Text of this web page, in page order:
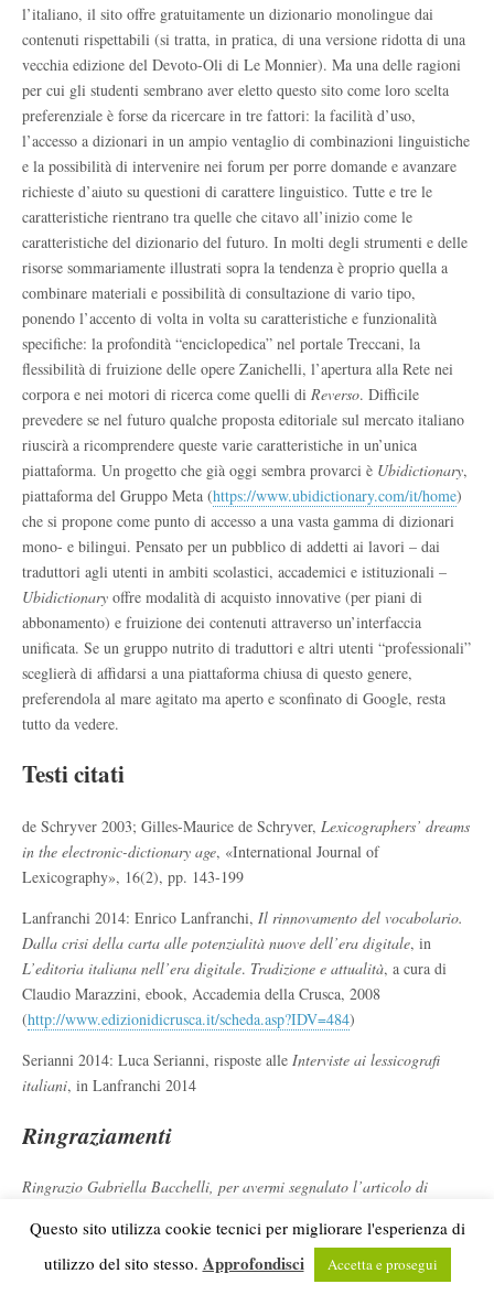
l’italiano, il sito offre gratuitamente un dizionario monolingue dai
contenuti rispettabili (si tratta, in pratica, di una versione ridotta di una
vecchia edizione del Devoto-Oli di Le Monnier). Ma una delle ragioni
per cui gli studenti sembrano aver eletto questo sito come loro scelta
preferenziale è forse da ricercare in tre fattori: la facilità d’uso,
l’accesso a dizionari in un ampio ventaglio di combinazioni linguistiche
e la possibilità di intervenire nei forum per porre domande e avanzare
richieste d’aiuto su questioni di carattere linguistico. Tutte e tre le
caratteristiche rientrano tra quelle che citavo all’inizio come le
caratteristiche del dizionario del futuro. In molti degli strumenti e delle
risorse sommariamente illustrati sopra la tendenza è proprio quella a
combinare materiali e possibilità di consultazione di vario tipo,
ponendo l’accento di volta in volta su caratteristiche e funzionalità
specifiche: la profondità “enciclopedica” nel portale Treccani, la
flessibilità di fruizione delle opere Zanichelli, l’apertura alla Rete nei
corpora e nei motori di ricerca come quelli di Reverso. Difficile
prevedere se nel futuro qualche proposta editoriale sul mercato italiano
riuscirà a ricomprendere queste varie caratteristiche in un’unica
piattaforma. Un progetto che già oggi sembra provarci è Ubidictionary,
piattaforma del Gruppo Meta (https://www.ubidictionary.com/it/home)
che si propone come punto di accesso a una vasta gamma di dizionari
mono- e bilingui. Pensato per un pubblico di addetti ai lavori – dai
traduttori agli utenti in ambiti scolastici, accademici e istituzionali –
Ubidictionary offre modalità di acquisto innovative (per piani di
abbonamento) e fruizione dei contenuti attraverso un’interfaccia
unificata. Se un gruppo nutrito di traduttori e altri utenti “professionali”
sceglierà di affidarsi a una piattaforma chiusa di questo genere,
preferendola al mare agitato ma aperto e sconfinato di Google, resta
tutto da vedere.
Testi citati
de Schryver 2003; Gilles-Maurice de Schryver, Lexicographers’ dreams
in the electronic-dictionary age, «International Journal of
Lexicography», 16(2), pp. 143-199
Lanfranchi 2014: Enrico Lanfranchi, Il rinnovamento del vocabolario.
Dalla crisi della carta alle potenzialità nuove dell’era digitale, in
L’editoria italiana nell’era digitale. Tradizione e attualità, a cura di
Claudio Marazzini, ebook, Accademia della Crusca, 2008
(http://www.edizionidicrusca.it/scheda.asp?IDV=484)
Serianni 2014: Luca Serianni, risposte alle Interviste ai lessicografi
italiani, in Lanfranchi 2014
Ringraziamenti
Ringrazio Gabriella Bacchelli, per avermi segnalato l’articolo di
di questo articolo, e Giulia Iannuzzi per avermi fatto conoscere alcune
delle risorse qui illustrate.
Questo sito utilizza cookie tecnici per migliorare l'esperienza di
utilizzo del sito stesso. Approfondisci Accetta e prosegui